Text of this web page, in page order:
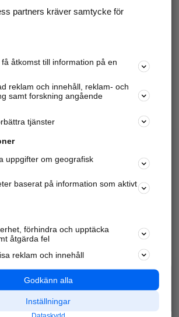
och platser.
adresser, företagsinfo mm.
Marknadsför företaget
Kom igång och annonsera mot
samarbetspartners nära dig.
Populära sökningar
Annonsera
Integritet
Nödnummer
partners kräver samtycke för
åtkomst till information på en
reklam och innehåll, reklam- och
samt forskning angående
tjänster
uppgifter om geografisk
baserat på information som aktivt
förhindra och upptäcka
åtgärda fel
reklam och innehåll
Godkänn alla
Inställningar
Dataskydd